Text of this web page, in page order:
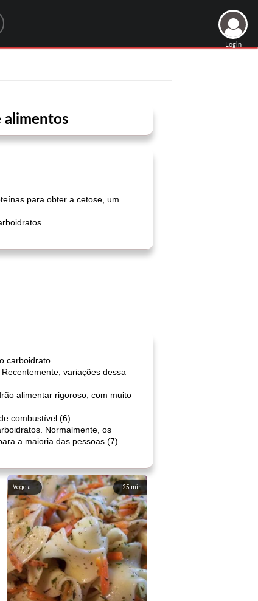
Login
alimentos
para obter a cetose, um
carboidrato.
variações dessa
alimentar rigoroso, com muito
combustível (6).
Normalmente, os
a maioria das pessoas (7).
25 min
Vegetal